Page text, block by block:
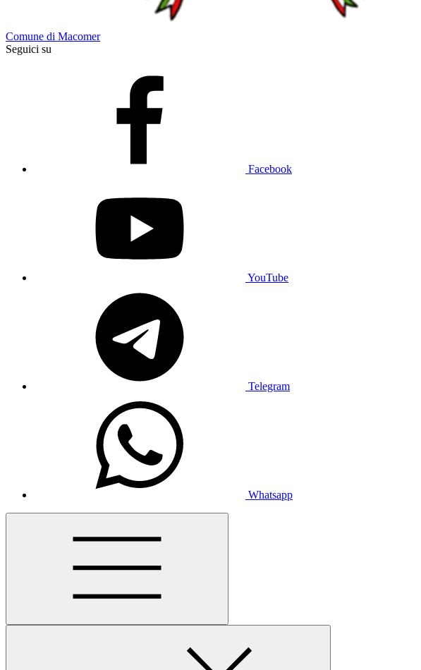
Comune di Macomer
Seguici su
Facebook
YouTube
Telegram
Whatsapp